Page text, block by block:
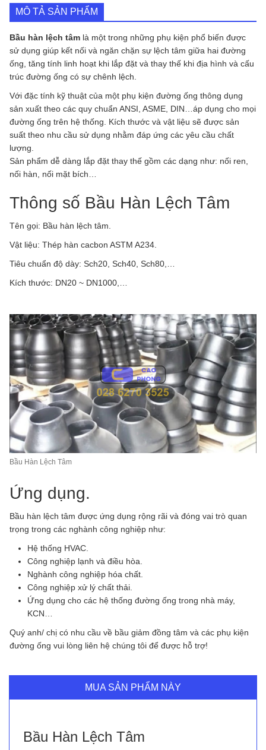
MÔ TẢ SẢN PHẨM
Bầu hàn lệch tâm là một trong những phụ kiện phổ biến được
sử dụng giúp kết nối và ngăn chặn sự lệch tâm giữa hai đường
ống, tăng tính linh hoạt khi lắp đặt và thay thế khi địa hình và cấu
trúc đường ống có sự chênh lệch.
Với đặc tính kỹ thuật của một phụ kiện đường ống thông dụng
sản xuất theo các quy chuẩn ANSI, ASME, DIN…áp dụng cho mọi
đường ống trên hệ thống. Kích thước và vật liệu sẽ được sản
suất theo nhu cầu sử dụng nhằm đáp ứng các yêu cầu chất
lượng.
Sản phẩm dễ dàng lắp đặt thay thế gồm các dạng như: nối ren,
nối hàn, nối mặt bích…
Thông số Bầu Hàn Lệch Tâm
Tên gọi: Bầu hàn lệch tâm.
Vật liệu: Thép hàn cacbon ASTM A234.
Tiêu chuẩn độ dày: Sch20, Sch40, Sch80,…
Kích thước: DN20 ~ DN1000,…
Bầu Hàn Lệch Tâm
Ứng dụng.
Bầu hàn lệch tâm được ứng dụng rộng rãi và đóng vai trò quan
trọng trong các nghành công nghiệp như:
Hệ thống HVAC.
Công nghiệp lạnh và điều hòa.
Nghành công nghiệp hóa chất.
Công nghiệp xử lý chất thải.
Ứng dụng cho các hệ thống đường ống trong nhà máy,
KCN…
Quý anh/ chị có nhu cầu về bầu giảm đồng tâm và các phụ kiện
đường ống vui lòng liên hệ chúng tôi để được hỗ trợ!
MUA SẢN PHẨM NÀY
Bầu Hàn Lệch Tâm